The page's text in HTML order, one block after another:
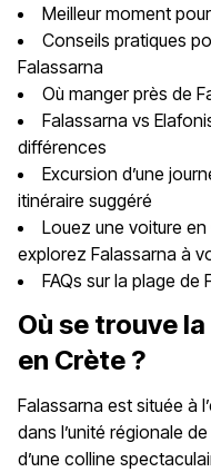
Meilleur moment
Conseils pratiques
Falassarna
Où manger près de
Falassarna vs
différences
Excursion d’une
itinéraire suggéré
Louez une voiture
explorez Falassarna à
FAQs sur la plage de
Où se trouve
en Crète ?
Falassarna est située à
dans l’unité régionale
d’une colline